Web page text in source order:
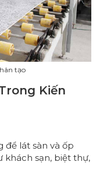
tạo
Kiến
lát sàn và ốp
sạn, biệt thự,